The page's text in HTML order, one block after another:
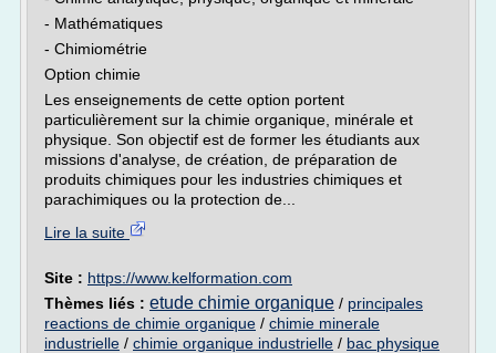
- Mathématiques
- Chimiométrie
Option chimie
Les enseignements de cette option portent
particulièrement sur la chimie organique, minérale et
physique. Son objectif est de former les étudiants aux
missions d'analyse, de création, de préparation de
produits chimiques pour les industries chimiques et
parachimiques ou la protection de...
Lire la suite
Site : https://www.kelformation.com
Thèmes liés : etude chimie organique / principales
reactions de chimie organique / chimie minerale
industrielle / chimie organique industrielle / bac physique